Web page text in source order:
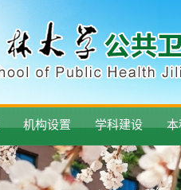
机构设置 学科建设